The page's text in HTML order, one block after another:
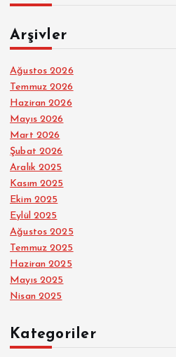
Arşivler
Ağustos 2026
Temmuz 2026
Haziran 2026
Mayıs 2026
Mart 2026
Şubat 2026
Aralık 2025
Kasım 2025
Ekim 2025
Eylül 2025
Ağustos 2025
Temmuz 2025
Haziran 2025
Mayıs 2025
Nisan 2025
Kategoriler